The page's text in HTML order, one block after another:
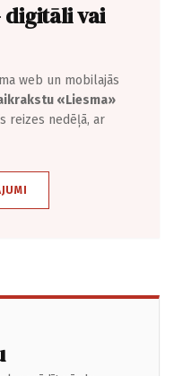
digitāli vai
web un mobilajās
«Liesma»
reizes nedēļā, ar